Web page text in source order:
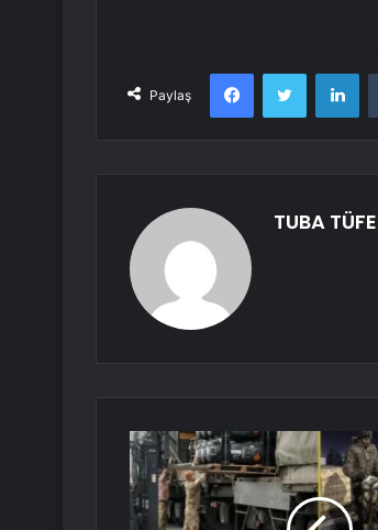
Paylaş
FacebookTwitter
TUBA